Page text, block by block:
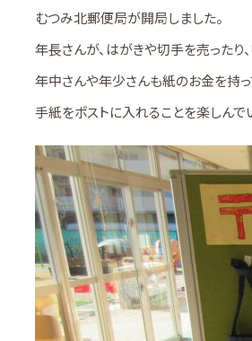
むつみ北郵便局が開局しました。
年長さんが、はがきや切手を売ったり
年中さんや年少さんも紙のお金を持
手紙をポストに入れることを楽しんで